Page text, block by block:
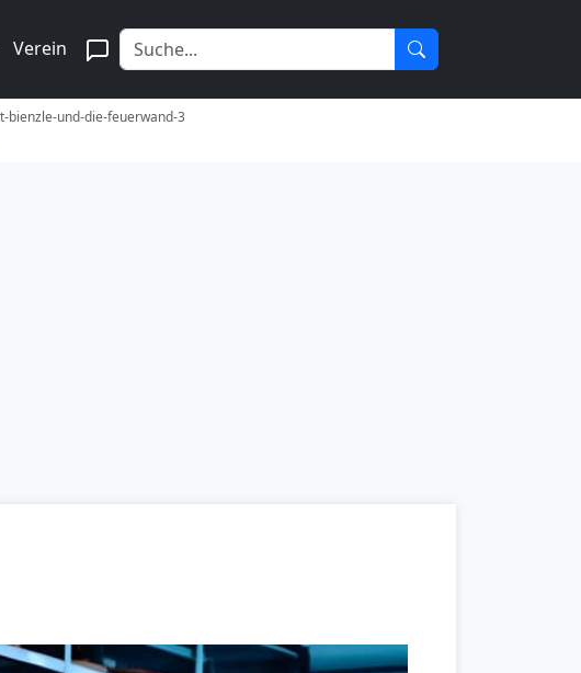
Verein
bienzle-und-die-feuerwand-3